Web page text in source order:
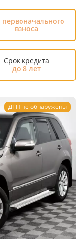
первоначального
взноса
Срок кредита
до 8 лет
ДТП не обнаружены